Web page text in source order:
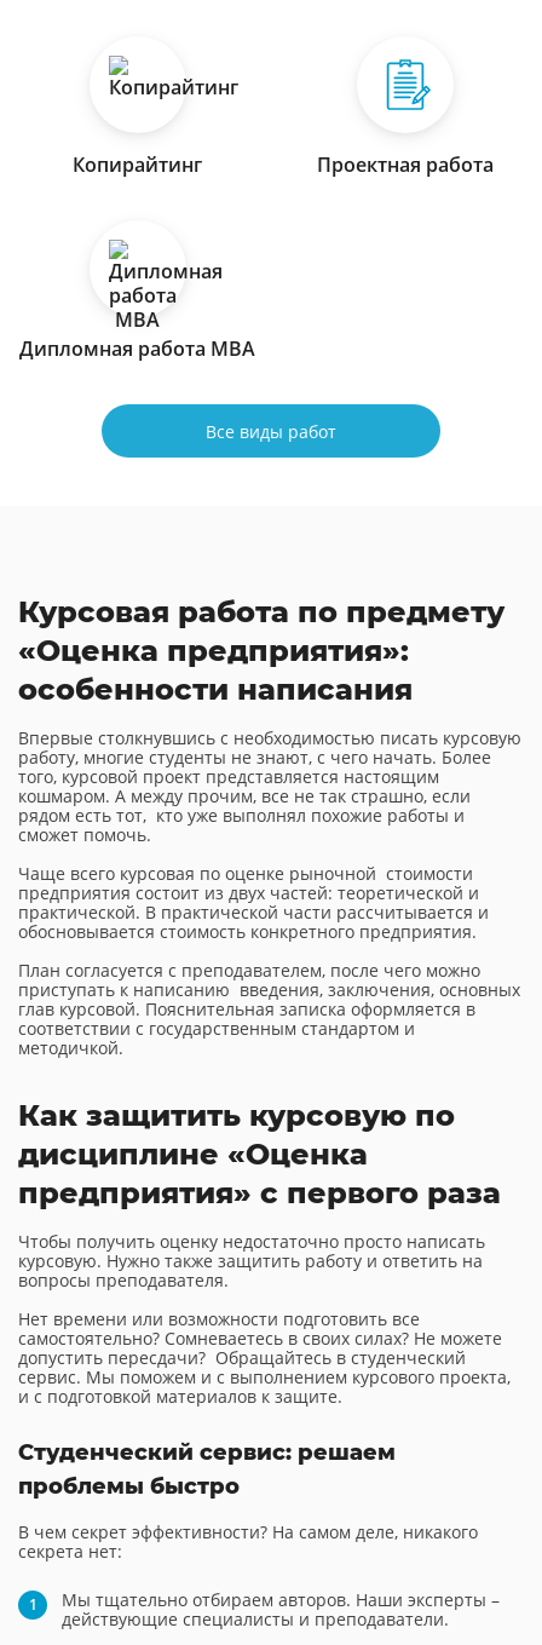
Копирайтинг Проектная работа
Дипломная работа МВА
Все виды работ
Курсовая работа по предмету
«Оценка предприятия»:
особенности написания
Впервые столкнувшись с необходимостью писать курсовую
работу, многие студенты не знают, с чего начать. Более
того, курсовой проект представляется настоящим
кошмаром. А между прочим, все не так страшно, если
рядом есть тот, кто уже выполнял похожие работы и
сможет помочь.
Чаще всего курсовая по оценке рыночной стоимости
предприятия состоит из двух частей: теоретической и
практической. В практической части рассчитывается и
обосновывается стоимость конкретного предприятия.
План согласуется с преподавателем, после чего можно
приступать к написанию введения, заключения, основных
глав курсовой. Пояснительная записка оформляется в
соответствии с государственным стандартом и
методичкой.
Как защитить курсовую по
дисциплине «Оценка
предприятия» с первого раза
Чтобы получить оценку недостаточно просто написать
курсовую. Нужно также защитить работу и ответить на
вопросы преподавателя.
Нет времени или возможности подготовить все
самостоятельно? Сомневаетесь в своих силах? Не можете
допустить пересдачи? Обращайтесь в студенческий
сервис. Мы поможем и с выполнением курсового проекта,
и с подготовкой материалов к защите.
Студенческий сервис: решаем
проблемы быстро
В чем секрет эффективности? На самом деле, никакого
секрета нет:
Мы тщательно отбираем авторов. Наши эксперты –
действующие специалисты и преподаватели.